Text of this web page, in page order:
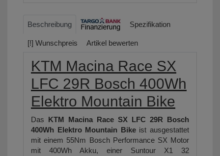
Beschreibung Spezifikation
[!] Wunschpreis Artikel bewerten
KTM Macina Race SX
LFC 29R Bosch 400Wh
Elektro Mountain Bike
Das KTM Macina Race SX LFC 29R Bosch
400Wh Elektro Mountain Bikeist ausgestattet
mit einem 55Nm Bosch Performance SX Motor
mit 400Wh Akku, einer Suntour X1 32